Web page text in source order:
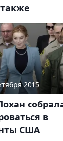
2015
в
США